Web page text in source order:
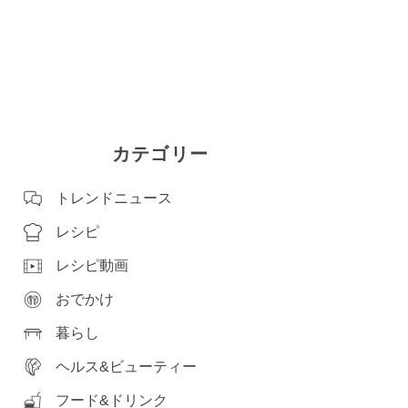
カテゴリー
トレンドニュース
レシピ
レシピ動画
おでかけ
暮らし
ヘルス&ビューティー
フード&ドリンク